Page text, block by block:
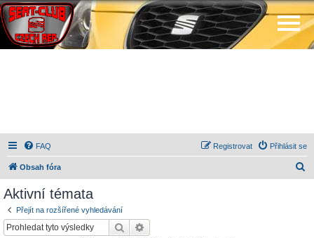
FAQ Přihlásit se
Registrovat
Obsah fóra
Aktivní témata
Přejít na rozšířené vyhledávání
Hledat